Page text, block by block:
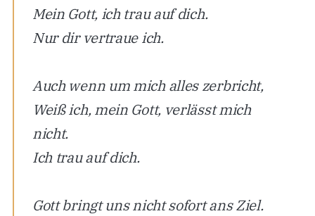
Mein Gott, ich trau auf dich.
Nur dir vertraue ich.
Auch wenn um mich alles zerbricht,
Weiß ich, mein Gott, verlässt mich
nicht.
Ich trau auf dich.
Gott bringt uns nicht sofort ans Ziel.